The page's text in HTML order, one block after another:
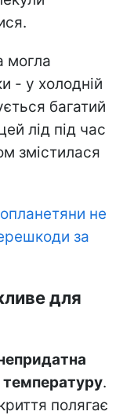
могла
- у холодній
багатий
лід під час
змістилася
не
за
для
температуру.
полягає